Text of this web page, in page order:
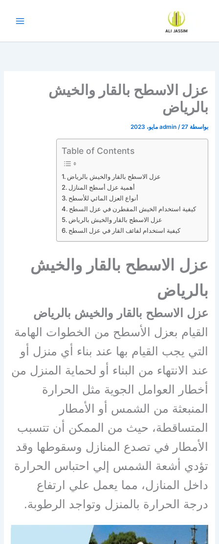
عزل الاسطح بالقار والخيش
بالرياض
بواسطة admin /27 مايو، 2023
Table of Contents
عزل الاسطح بالقار والخيش بالرياض
أهمية عزل أسطح المنازل
أنواع العزل المائي للأسطح
كيفية استخدام الخيش المقطرن في عزل السطح
عزل الاسطح بالقار والخيش بالرياض
كيفية استخدام لفائف القار في عزل السطح
عزل الاسطح بالقار والخيش
بالرياض
عزل الاسطح بالقار والخيش بالرياض
القيام بعزل الأسطح من الخطوات الهامة
التي يجب القيام بها عند بناء أي منزل أو
عند الانتهاء من البناء أو لحماية المنزل من
أخطار العوامل الجوية مثل الحرارة
المنبعثة من الشمس أو الأمطار
المتساقطة، حيث من الممكن أن تتسبب
الأمطار في تصدع المنازل وسقوطها وقد
تؤدي أشعة الشمس إلي احتباس الحرارة
داخل المنازل، مما يعمل علي ارتفاع
درجة الحرارة بالمنزل وتواجد الرطوبة.